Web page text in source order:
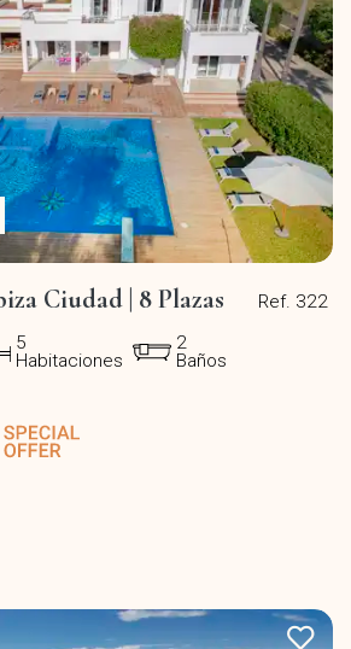
Ref. 322
Ciudad | 8 Plazas
5
Habitaciones
2
Baños